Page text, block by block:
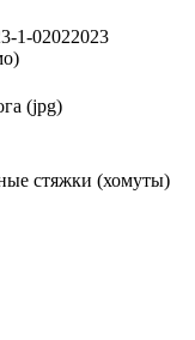
1-02022023
(jpg)
стяжки (хомуты)